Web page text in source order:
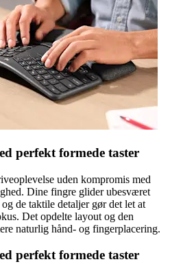
perfekt formede taster
uden kompromis med
Dine fingre glider ubesværet
de taktile detaljer gør det let at
Det opdelte layout og den
naturlig hånd- og fingerplacering.
perfekt formede taster